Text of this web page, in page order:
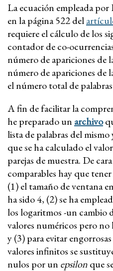
La ecuación empleada
en la página 522 del
requiere el cálculo de los
contador de co-
número de apariciones de
número de apariciones de
el número total de
A fin de facilitar la
he preparado un archivo
lista de palabras del
que se ha calculado el
parejas de muestra. De
comparables hay que
(1) el tamaño de ventana
ha sido 4, (2) se ha
los logaritmos -un cambio
valores numéricos pero no
y (3) para evitar
valores infinitos se
nulos por un epsilonque